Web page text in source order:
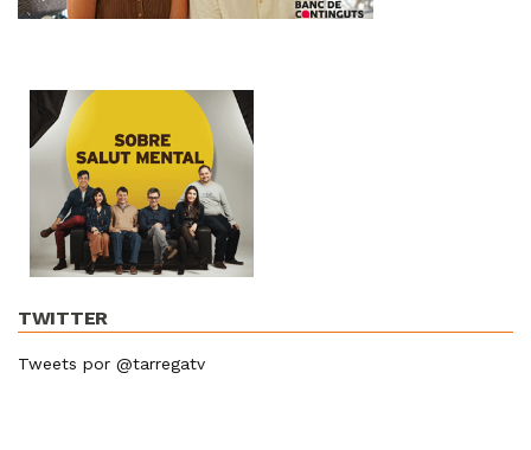
TWITTER
Tweets por @tarregatv